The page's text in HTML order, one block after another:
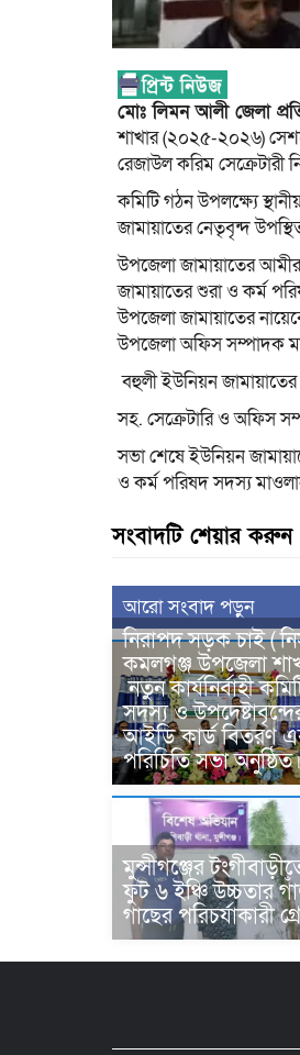
মোঃ লিমন আলী জেলা
শাখার (২০২৫-২০২৬)
রেজাউল করিম সেক্রেটারী
কমিটি গঠন উপলক্ষ্যে
জামায়াতের নেতৃবৃন্দ
উপজেলা জামায়াতের আমীর
জামায়াতের শুরা ও কর্ম
উপজেলা জামায়াতের
উপজেলা অফিস সম্পাদক
বহুলী ইউনিয়ন
সহ. সেক্রেটারি ও অফিস
সভা শেষে ইউনিয়ন
ও কর্ম পরিষদ সদস্য
সংবাদটি শেয়ার করুন
আরো সংবাদ পড়ুন
নিরাপদ সড়ক চাই (
কমলগঞ্জ উপজেলা
নতুন কার্যনির্বাহী
সদস্য ও
আইডি কার্ড বিতরণ
পরিচিতি সভা
মুন্সীগঞ্জের
ফুট ৬ ইঞ্চি উচ্চতার
গাছের পরিচর্যাকারী